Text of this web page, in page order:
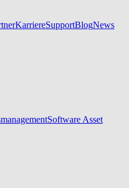
KarriereSupportBlogNews
Software Asset